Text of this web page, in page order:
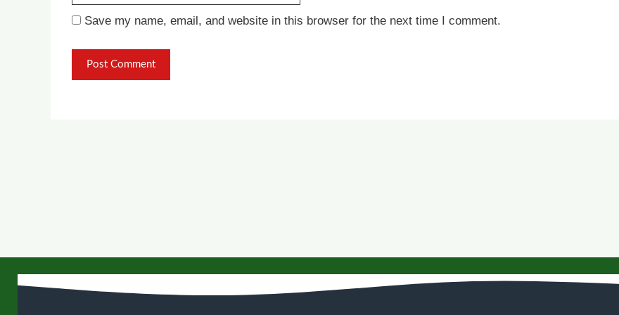
Save my name, email, and website in this browser for the next time I comment.